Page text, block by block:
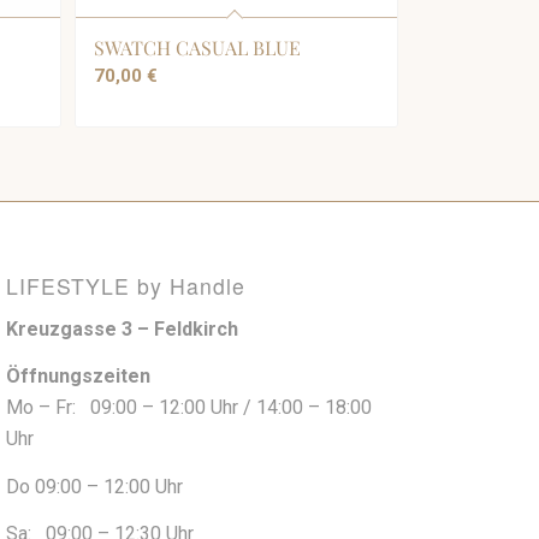
SWATCH CASUAL BLUE
70,00 €
LIFESTYLE by Handle
Kreuzgasse 3 – Feldkirch
Öffnungszeiten
Mo – Fr: 09:00 – 12:00 Uhr / 14:00 – 18:00
Uhr
Do 09:00 – 12:00 Uhr
Sa: 09:00 – 12:30 Uhr